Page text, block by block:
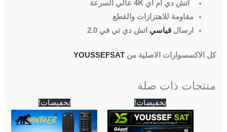
اتش دي ام أي 4K عالي السرعة
مقاومة للاهتزازات والقطع
ارسالقياسي اتش دي تي في 2.0
كل الاكسسوارات الاصلية منYOUSSEFSAT
منتجات ذات صلة
تخفيضات!
السعر
الأصلي
هو:
5,700 EGP.
الحالي
5,500 EGP.
تخفيضات!
السعر
الأصلي
هو:
5,200 EGP.
هو:
EGP.